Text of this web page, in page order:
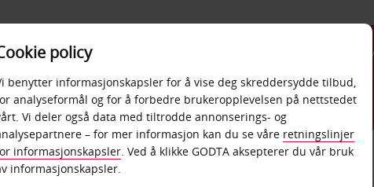
PRODUKTER
HENT FRA
policy
benytter informasjonskapsler for å vise deg skreddersydde tilbud,
analyseformål og for å forbedre brukeropplevelsen på nettstedet
Vi deler også data med tiltrodde annonserings- og
– for mer informasjon kan du se våre retningslinjer
informasjonskapsler. Ved å klikke GODTA aksepterer du vår bruk
informasjonskapsler.